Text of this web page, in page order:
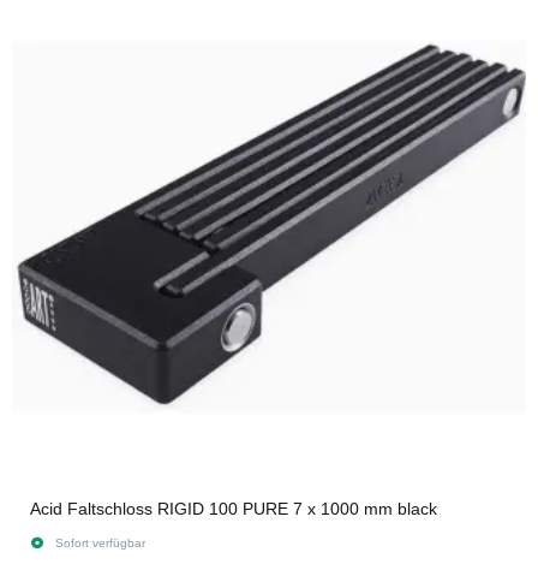
Acid Faltschloss RIGID 100 PURE 7 x 1000 mm black
Sofort verfügbar